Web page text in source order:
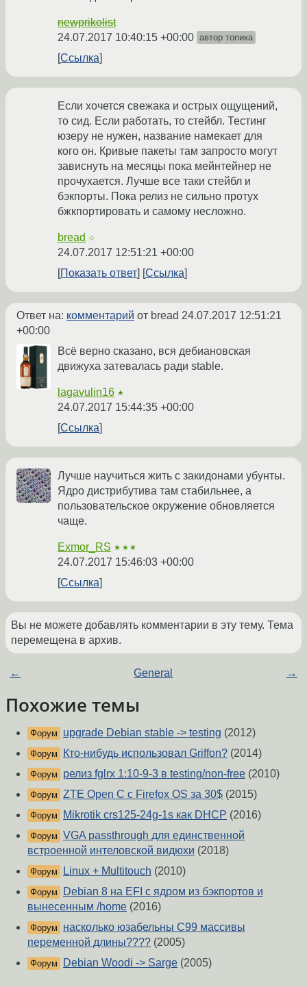
newprikolist
24.07.2017 10:40:15 +00:00 автор топика
Ссылка
Если хочется свежака и острых ощущений,
то сид. Если работать, то стейбл. Тестинг
юзеру не нужен, название намекает для
кого он. Кривые пакеты там запросто могут
зависнуть на месяцы пока мейнтейнер не
прочухается. Лучше все таки стейбл и
бэкпорты. Пока релиз не сильно протух
бжкпортировать и самому несложно.
bread ☆
24.07.2017 12:51:21 +00:00
Показать ответ
Ссылка
Ответ на: комментарий от bread 24.07.2017 12:51:21
+00:00
Всё верно сказано, вся дебиановская
движуха затевалась ради stable.
lagavulin16 ★
24.07.2017 15:44:35 +00:00
Ссылка
Лучше научиться жить с закидонами убунты.
Ядро дистрибутива там стабильнее, а
пользовательское окружение обновляется
чаще.
Exmor_RS ★★★
24.07.2017 15:46:03 +00:00
Ссылка
Вы не можете добавлять комментарии в эту тему. Тема
перемещена в архив.
← General →
Похожие темы
Форум upgrade Debian stable -> testing (2012)
Форум Кто-нибудь использовал Griffon? (2014)
Форум релиз fglrx 1:10-9-3 в testing/non-free (2010)
Форум ZTE Open C с Firefox OS за 30$ (2015)
Форум Mikrotik crs125-24g-1s как DHCP (2016)
Форум VGA passthrough для единственной
встроенной интеловской видюхи (2018)
Форум Linux + Multitouch (2010)
Форум
Debian 8 на EFI с ядром из бэкпортов и
вынесенным /home (2016)
Форум
насколько юзабельны С99 массивы
переменной длины???? (2005)
Форум Debian Woodi -> Sarge (2005)